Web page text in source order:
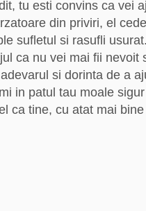
tu esti convins ca vei
din priviri, el
sufletul si rasufli
ca nu vei mai fii nevoit
si dorinta de a
in patul tau moale
ca tine, cu atat mai